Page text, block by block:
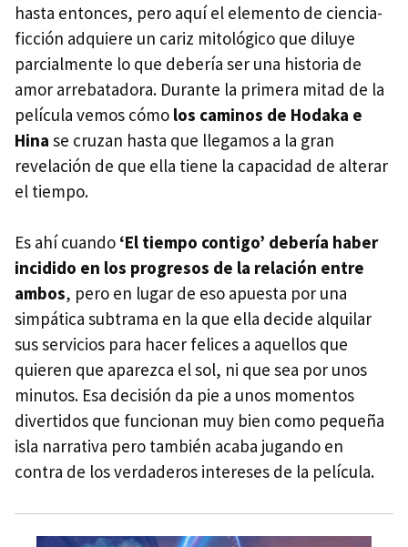
hasta entonces, pero aquí el elemento de ciencia-
ficción adquiere un cariz mitológico que diluye
parcialmente lo que debería ser una historia de
amor arrebatadora. Durante la primera mitad de la
película vemos cómo los caminos de Hodaka e
Hina se cruzan hasta que llegamos a la gran
revelación de que ella tiene la capacidad de alterar
el tiempo.
Es ahí cuando ‘El tiempo contigo’ debería haber
incidido en los progresos de la relación entre
ambos, pero en lugar de eso apuesta por una
simpática subtrama en la que ella decide alquilar
sus servicios para hacer felices a aquellos que
quieren que aparezca el sol, ni que sea por unos
minutos. Esa decisión da pie a unos momentos
divertidos que funcionan muy bien como pequeña
isla narrativa pero también acaba jugando en
contra de los verdaderos intereses de la película.